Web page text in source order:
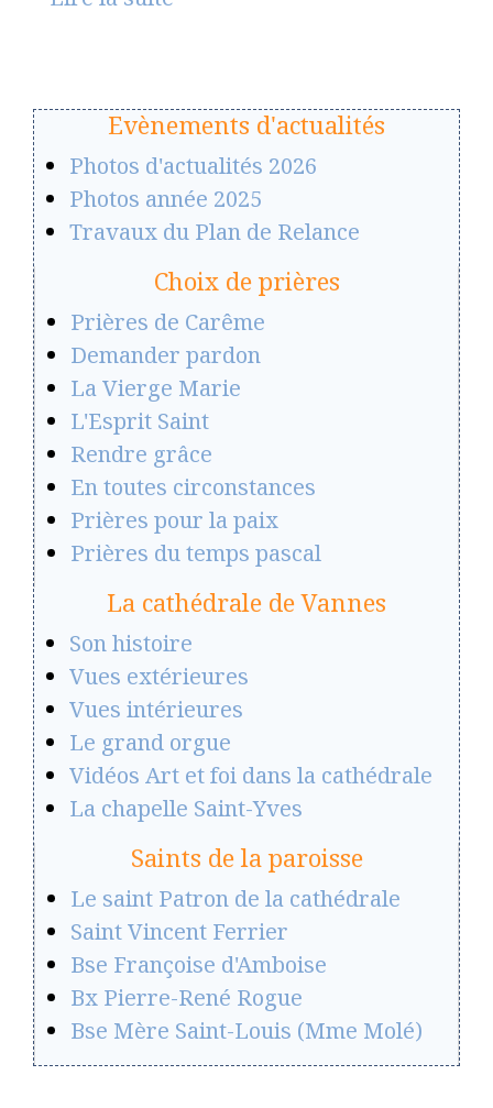
Evènements d'actualités
Photos d'actualités 2026
Photos année 2025
Travaux du Plan de Relance
Choix de prières
Prières de Carême
Demander pardon
La Vierge Marie
L'Esprit Saint
Rendre grâce
En toutes circonstances
Prières pour la paix
Prières du temps pascal
La cathédrale de Vannes
Son histoire
Vues extérieures
Vues intérieures
Le grand orgue
Vidéos Art et foi dans la cathédrale
La chapelle Saint-Yves
Saints de la paroisse
Le saint Patron de la cathédrale
Saint Vincent Ferrier
Bse Françoise d'Amboise
Bx Pierre-René Rogue
Bse Mère Saint-Louis (Mme Molé)